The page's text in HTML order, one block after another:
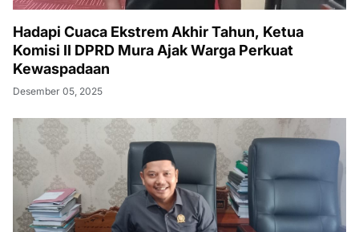
Hadapi Cuaca Ekstrem Akhir Tahun, Ketua
Komisi II DPRD Mura Ajak Warga Perkuat
Kewaspadaan
Desember 05, 2025